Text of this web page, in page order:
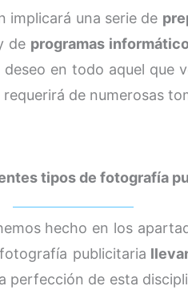
implicará una serie de
de programas
en todo aquel que
de numerosas
tipos de fotografía
hecho en los
publicitaria
perfección de esta